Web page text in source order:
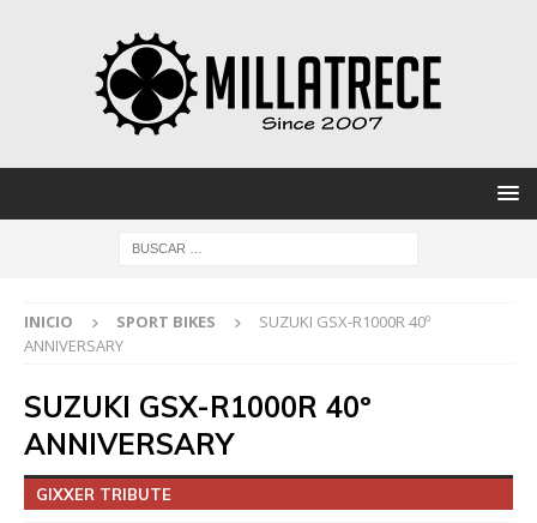
INICIO SPORT BIKES
SUZUKI GSX-R1000R 40º
ANNIVERSARY
SUZUKI GSX-R1000R 40º
ANNIVERSARY
GIXXER TRIBUTE